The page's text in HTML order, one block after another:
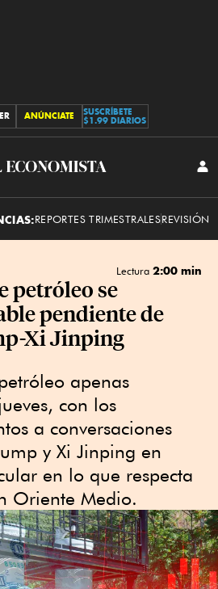
ANÚNCIATE
SUSCRÍBETE
$1.99 DIARIOS
El
REPORTES TRIMESTRALESREVISIÓN
Lectura 2:00 min
petróleo se
pendiente de
Xi Jinping
apenas
con los
a conversaciones
y Xi Jinping en
en lo que respecta
Oriente Medio.